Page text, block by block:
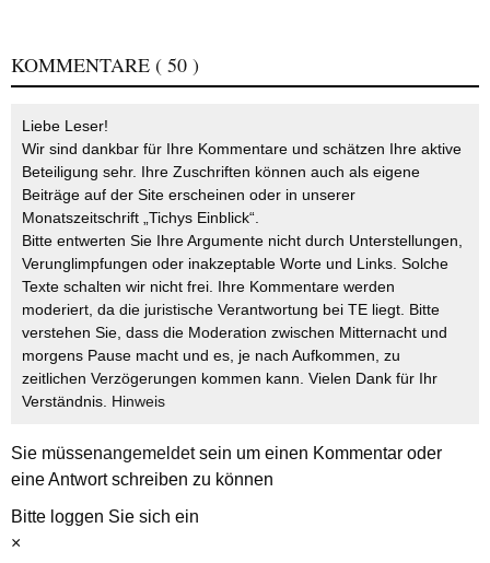
KOMMENTARE ( 50 )
Liebe Leser!
Wir sind dankbar für Ihre Kommentare und schätzen Ihre aktive
Beteiligung sehr. Ihre Zuschriften können auch als eigene
Beiträge auf der Site erscheinen oder in unserer
Monatszeitschrift „Tichys Einblick“.
Bitte entwerten Sie Ihre Argumente nicht durch Unterstellungen,
Verunglimpfungen oder inakzeptable Worte und Links. Solche
Texte schalten wir nicht frei. Ihre Kommentare werden
moderiert, da die juristische Verantwortung bei TE liegt. Bitte
verstehen Sie, dass die Moderation zwischen Mitternacht und
morgens Pause macht und es, je nach Aufkommen, zu
zeitlichen Verzögerungen kommen kann. Vielen Dank für Ihr
Verständnis. Hinweis
Sie müssenangemeldetsein um einen Kommentar oder
eine Antwort schreiben zu können
Bitte loggen Sie sich ein
×